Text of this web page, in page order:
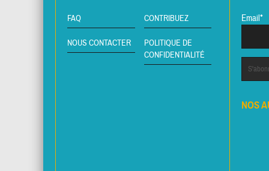
FAQ CONTRIBUEZ
NOUS CONTACTER
POLITIQUE DE
CONFIDENTIALITÉ
Email*
NOS